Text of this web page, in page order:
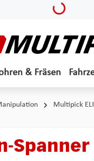
Loading...
& Fräsen
Multipick
Spanner